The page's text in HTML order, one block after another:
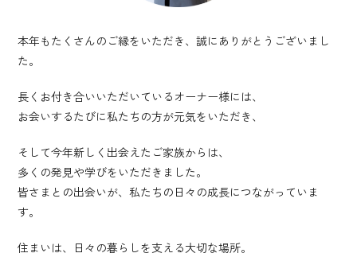
本年もたくさんのご縁をいただき、誠にありがとうございまし
た。
長くお付き合いいただいているオーナー様には、
お会いするたびに私たちの方が元気をいただき、
そして今年新しく出会えたご家族からは、
多くの発見や学びをいただきました。
皆さまとの出会いが、私たちの日々の成長につながっていま
す。
住まいは、日々の暮らしを支える大切な場所。